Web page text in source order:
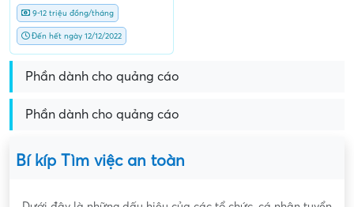
9-12 triệu đồng/tháng
Đến hết ngày 12/12/2022
Phần dành cho quảng cáo
Phần dành cho quảng cáo
Bí kíp Tìm việc an toàn